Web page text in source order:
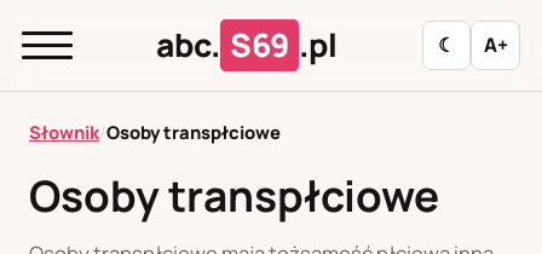
abc. S69 .pl ☾ A+
abc. S69
C
Słownik/Osoby transpłciowe
Osoby transpłciowe